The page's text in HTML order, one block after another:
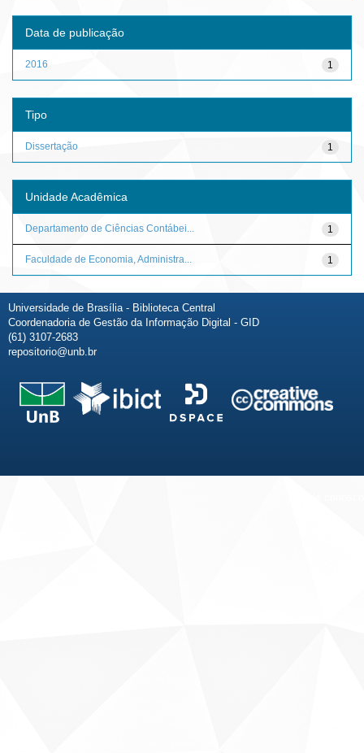
Data de publicação
1
2016
Tipo
1
Dissertação
Unidade Acadêmica
1
Departamento de Ciências Contábei...
1
Faculdade de Economia, Administra...
Universidade de Brasília - Biblioteca Central
Coordenadoria de Gestão da Informação Digital - GID
(61) 3107-2683
repositorio@unb.br